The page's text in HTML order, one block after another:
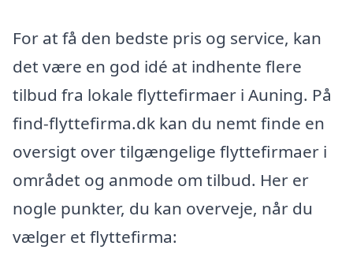
For at få den bedste pris og service, kan
det være en god idé at indhente flere
tilbud fra lokale flyttefirmaer i Auning. På
find-flyttefirma.dk kan du nemt finde en
oversigt over tilgængelige flyttefirmaer i
området og anmode om tilbud. Her er
nogle punkter, du kan overveje, når du
vælger et flyttefirma: